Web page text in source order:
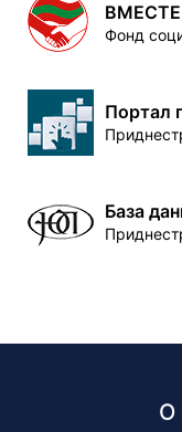
ВМЕСТЕ
Фонд
Портал
База
О